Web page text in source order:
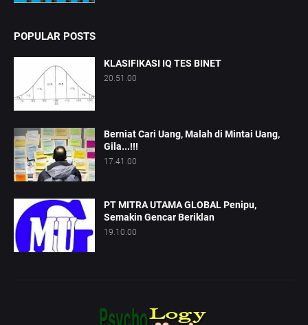
POPULAR POSTS
KLASIFIKASI IQ TES BINET
20.51.00
Berniat Cari Uang, Malah di Mintai Uang,
Gila...!!!
17.41.00
PT MITRA UTAMA GLOBAL Penipu,
Semakin Gencar Beriklan
19.10.00